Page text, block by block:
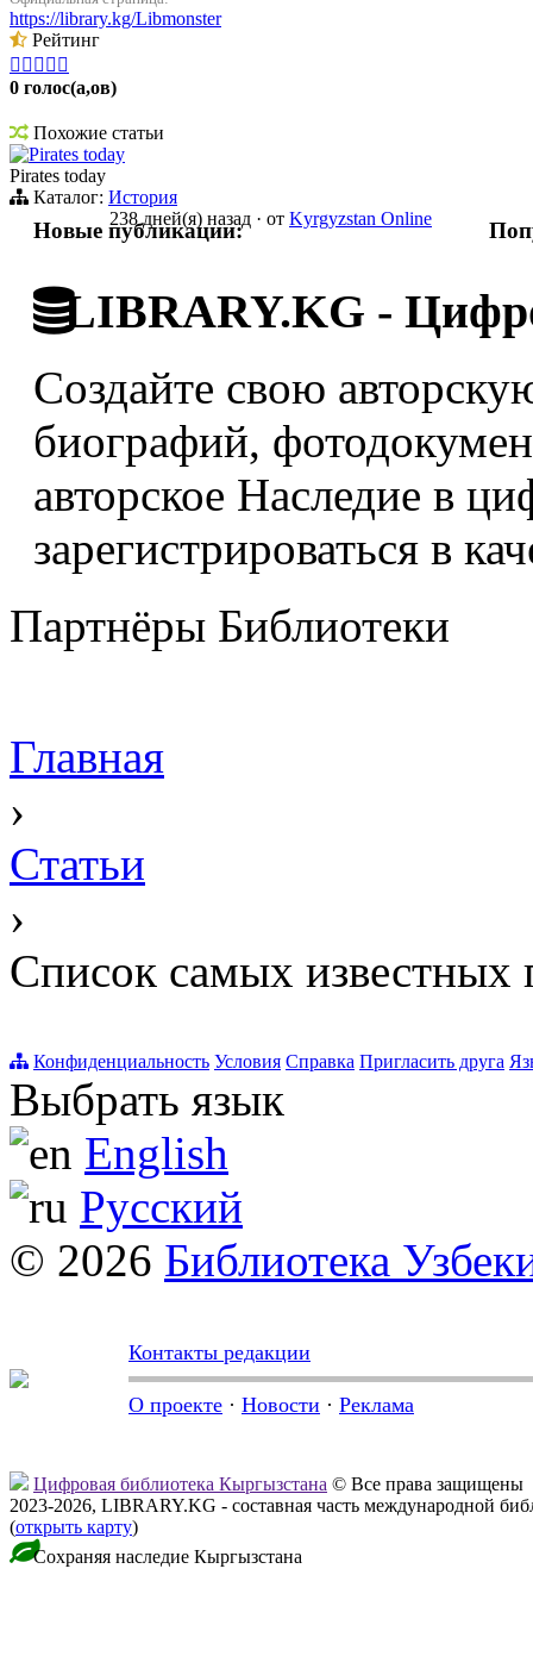
https://library.kg/Libmonster
Рейтинг
    
0 голос(а,ов)
Похожие статьи
Pirates today
Pirates today
Каталог: История
238 дней(я) назад · от Kyrgyzstan Online
Новые публикации:
LIBRARY.KG -
Создайте свою
биографий,
авторское Наследие в
зарегистрироваться в
Партнёры Библиотеки
Главная
›
Статьи
›
Список самых известных
Конфиденциальность Условия Справка Пригласить друга
Выбрать язык
English
Русский
© 2026 Библиотека
Контакты редакции
О проекте · Новости · Реклама
Цифровая библиотека Кыргызстана © Все права защищены
2023-2026, LIBRARY.KG - составная часть международной
(открыть карту)
Сохраняя наследие Кыргызстана